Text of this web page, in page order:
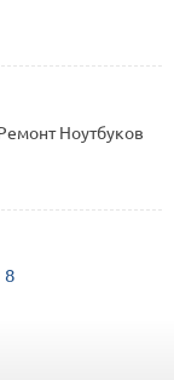
Ноутбуков
8